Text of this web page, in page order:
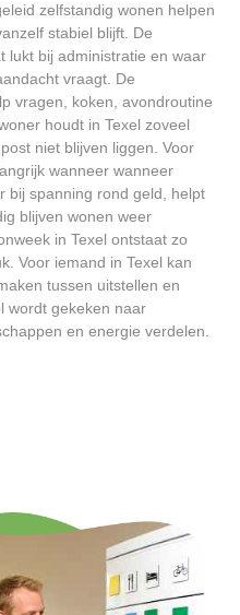
zelfstandig wonen helpen
stabiel blijft. De
lukt bij administratie en waar
vraagt. De
vragen, koken, avondroutine
houdt in Texel zoveel
niet blijven liggen. Voor
wanneer wanneer
bij spanning rond geld, helpt
blijven wonen weer
in Texel ontstaat zo
Voor iemand in Texel kan
tussen uitstellen en
wordt gekeken naar
en energie verdelen.